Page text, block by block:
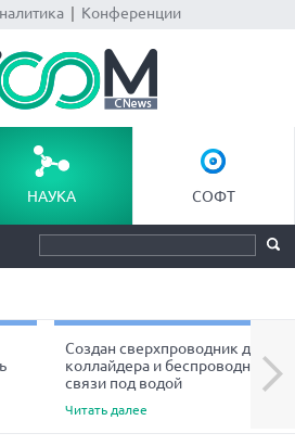
| Конференции
НАУКА СОФТ
Создан сверхпроводник для
коллайдера и беспроводной
связи под водой
Читать далее
Next